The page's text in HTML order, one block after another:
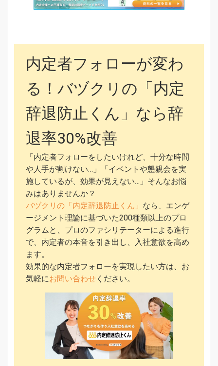
内定者フォローが変わ
る！バヅクリの「内定
辞退防止くん」なら辞
退率30%改善
「内定者フォローをしたいけれど、十分な時間
や人手が割けない…」「イベントや懇親会を実
施しているが、効果が見えない…」そんなお悩
みはありませんか？
バヅクリの「内定辞退防止くん」 なら、エンゲ
ージメント理論に基づいた200種類以上のプロ
グラムと、プロのファシリテーターによる進行
で、内定者の本音を引き出し、入社意欲を高め
ます。
効果的な内定者フォローを実現したい方は、お
気軽にお問い合わせ ください。